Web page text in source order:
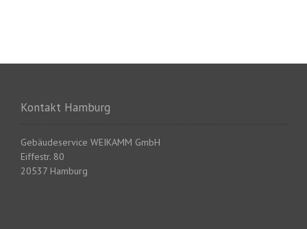
Kontakt Hamburg
Gebäudeservice WEIKAMM GmbH
Eiffestr. 80
20537 Hamburg